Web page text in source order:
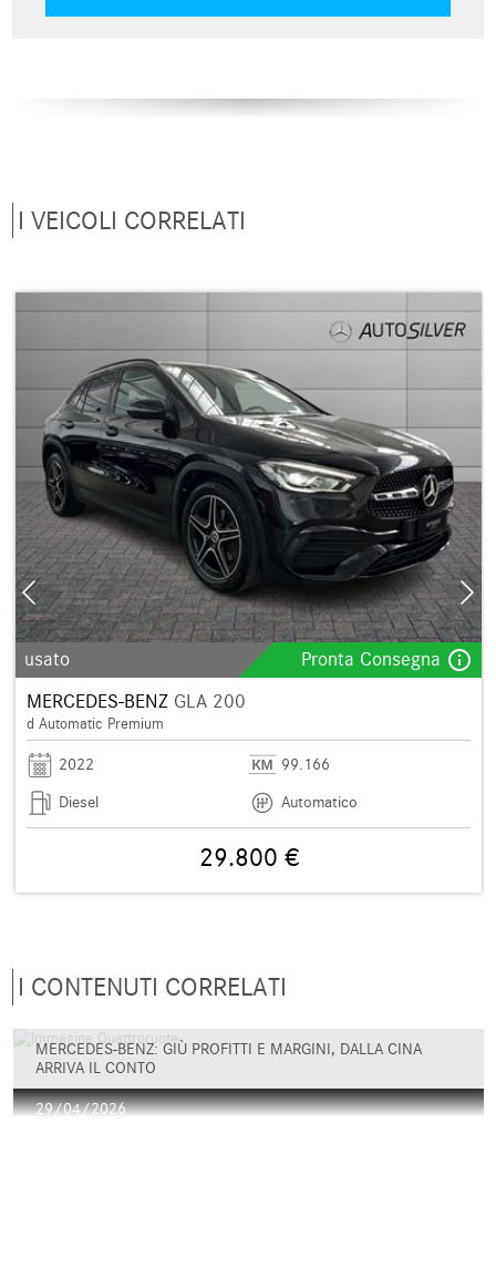
I VEICOLI CORRELATI
usato Pronta Consegna info_outline
MERCEDES-BENZGLA 200
d Automatic Premium
2022
99.166
Diesel
Automatico
29.800 €
I CONTENUTI CORRELATI
MERCEDES-BENZ: GIÙ PROFITTI E MARGINI, DALLA CINA
ARRIVA IL CONTO
29/04/2026